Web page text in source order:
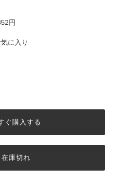
円
に入り
ぐ購入する
在庫切れ